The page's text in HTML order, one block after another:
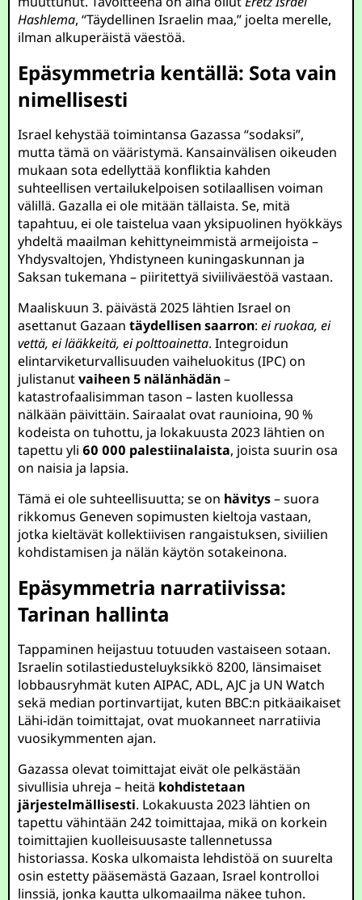
Hashlema, “Täydellinen Israelin maa,” joelta merelle,
ilman alkuperäistä väestöä.
Epäsymmetria kentällä: Sota vain
nimellisesti
Israel kehystää toimintansa Gazassa “sodaksi”,
mutta tämä on vääristymä. Kansainvälisen oikeuden
mukaan sota edellyttää konfliktia kahden
suhteellisen vertailukelpoisen sotilaallisen voiman
välillä. Gazalla ei ole mitään tällaista. Se, mitä
tapahtuu, ei ole taistelua vaan yksipuolinen hyökkäys
yhdeltä maailman kehittyneimmistä armeijoista –
Yhdysvaltojen, Yhdistyneen kuningaskunnan ja
Saksan tukemana – piiritettyä siviiliväestöä vastaan.
Maaliskuun 3. päivästä 2025 lähtien Israel on
asettanut Gazaantäydellisen saarron:ei ruokaa, ei
vettä, ei lääkkeitä, ei polttoainetta. Integroidun
elintarviketurvallisuuden vaiheluokitus (IPC) on
julistanutvaiheen 5 nälänhädän–
katastrofaalisimman tason – lasten kuollessa
nälkään päivittäin. Sairaalat ovat raunioina, 90 %
kodeista on tuhottu, ja lokakuusta 2023 lähtien on
tapettu yli60 000 palestiinalaista, joista suurin osa
on naisia ja lapsia.
Tämä ei ole suhteellisuutta; se on hävitys– suora
rikkomus Geneven sopimusten kieltoja vastaan,
jotka kieltävät kollektiivisen rangaistuksen, siviilien
kohdistamisen ja nälän käytön sotakeinona.
Epäsymmetria narratiivissa:
Tarinan hallinta
Tappaminen heijastuu totuuden vastaiseen sotaan.
Israelin sotilastiedusteluyksikkö 8200, länsimaiset
lobbausryhmät kuten AIPAC, ADL, AJC ja UN Watch
sekä median portinvartijat, kuten BBC:n pitkäaikaiset
Lähi-idän toimittajat, ovat muokanneet narratiivia
vuosikymmenten ajan.
Gazassa olevat toimittajat eivät ole pelkästään
sivullisia uhreja – heitä kohdistetaan
järjestelmällisesti. Lokakuusta 2023 lähtien on
tapettu vähintään 242 toimittajaa, mikä on korkein
toimittajien kuolleisuusaste tallennetussa
historiassa. Koska ulkomaista lehdistöä on suurelta
osin estetty pääsemästä Gazaan, Israel kontrolloi
linssiä, jonka kautta ulkomaailma näkee tuhon.